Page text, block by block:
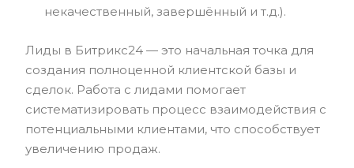
некачественный, завершённый и т.д.).
Лиды в Битрикс24 — это начальная точка для
создания полноценной клиентской базы и
сделок. Работа с лидами помогает
систематизировать процесс взаимодействия с
потенциальными клиентами, что способствует
увеличению продаж.